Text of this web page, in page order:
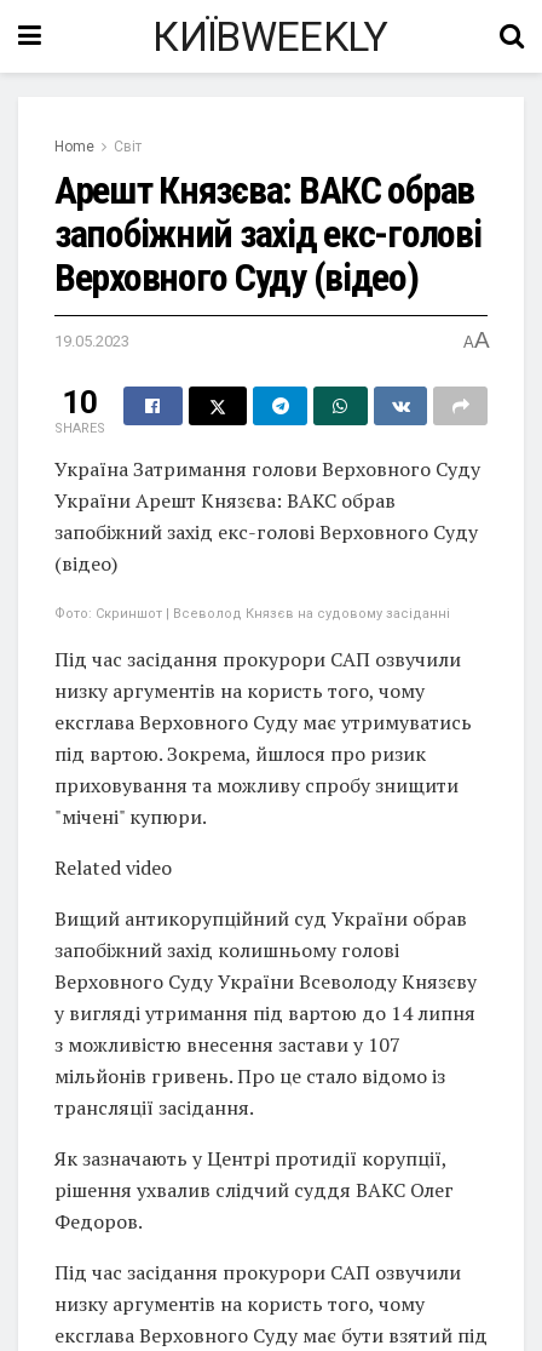
КИЇВWEEKLY
Home Світ
Арешт Князєва: ВАКС обрав
запобіжний захід екс-голові
Верховного Суду (відео)
19.05.2023 AA
10
SHARES
Україна Затримання голови Верховного Суду
України Арешт Князєва: ВАКС обрав
запобіжний захід екс-голові Верховного Суду
(відео)
Фото: Скриншот | Всеволод Князєв на судовому засіданні
Під час засідання прокурори САП озвучили
низку аргументів на користь того, чому
ексглава Верховного Суду має утримуватись
під вартою. Зокрема, йшлося про ризик
приховування та можливу спробу знищити
"мічені" купюри.
Related video
Вищий антикорупційний суд України обрав
запобіжний захід колишньому голові
Верховного Суду України Всеволоду Князєву
у вигляді утримання під вартою до 14 липня
з можливістю внесення застави у 107
мільйонів гривень. Про це стало відомо із
трансляції засідання.
Як зазначають у Центрі протидії корупції,
рішення ухвалив слідчий суддя ВАКС Олег
Федоров.
Під час засідання прокурори САП озвучили
низку аргументів на користь того, чому
ексглава Верховного Суду має бути взятий під